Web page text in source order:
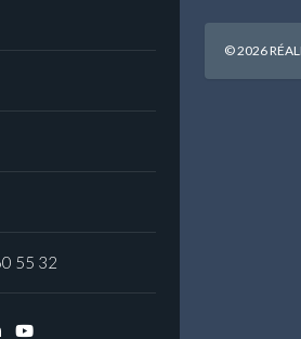
55 32
LinkedinYouTube
© 2026